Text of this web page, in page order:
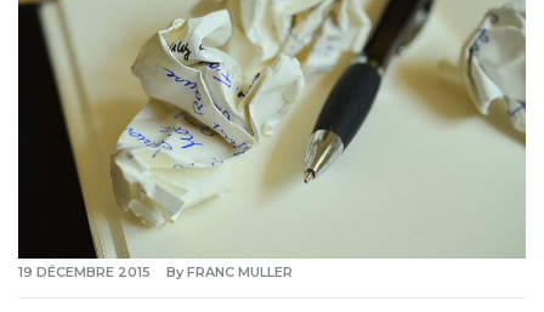
19 DÉCEMBRE 2015 By FRANC MULLER